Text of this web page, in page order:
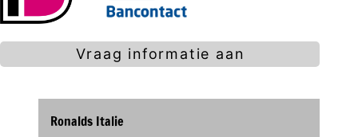
Vraag informatie aan
Ronalds Italie